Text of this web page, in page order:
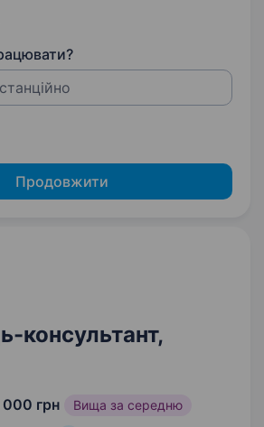
Продовжити
консультант,
000 грн Вища за середню